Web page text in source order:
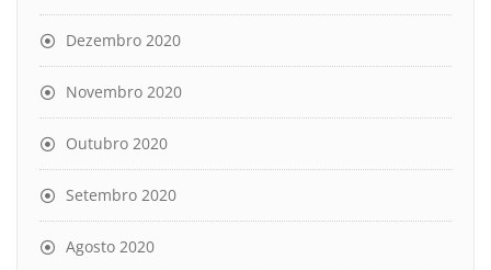
Dezembro 2020
Novembro 2020
Outubro 2020
Setembro 2020
Agosto 2020